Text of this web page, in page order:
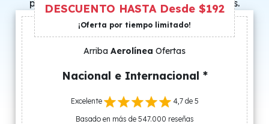
promocionales y consigue precios especiales.
DESCUENTO HASTA Desde $192
¡Oferta por tiempo limitado!
Arriba Aerolínea Ofertas
Nacional e Internacional *
Excelente
4,7 de 5
Basado en más de 547.000 reseñas